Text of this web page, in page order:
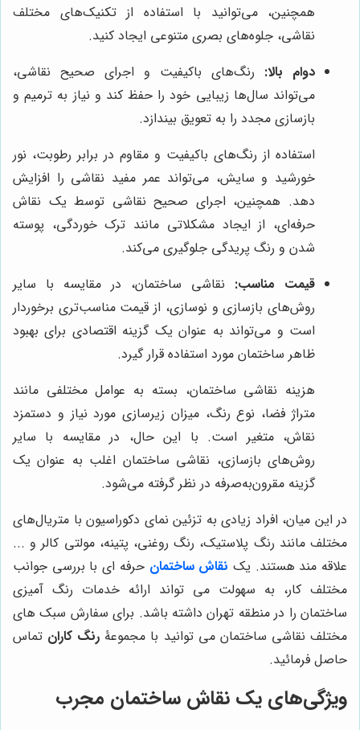
همچنین، می‌توانید با استفاده از تکنیک‌های مختلف
نقاشی، جلوه‌های بصری متنوعی ایجاد کنید.
دوام بالا: رنگ‌های باکیفیت و اجرای صحیح نقاشی،
می‌تواند سال‌ها زیبایی خود را حفظ کند و نیاز به ترمیم و
بازسازی مجدد را به تعویق بیندازد.
استفاده از رنگ‌های باکیفیت و مقاوم در برابر رطوبت، نور
خورشید و سایش، می‌تواند عمر مفید نقاشی را افزایش
دهد. همچنین، اجرای صحیح نقاشی توسط یک نقاش
حرفه‌ای، از ایجاد مشکلاتی مانند ترک خوردگی، پوسته
شدن و رنگ پریدگی جلوگیری می‌کند.
قیمت مناسب: نقاشی ساختمان، در مقایسه با سایر
روش‌های بازسازی و نوسازی، از قیمت مناسب‌تری برخوردار
است و می‌تواند به عنوان یک گزینه اقتصادی برای بهبود
ظاهر ساختمان مورد استفاده قرار گیرد.
هزینه نقاشی ساختمان، بسته به عوامل مختلفی مانند
متراژ فضا، نوع رنگ، میزان زیرسازی مورد نیاز و دستمزد
نقاش، متغیر است. با این حال، در مقایسه با سایر
روش‌های بازسازی، نقاشی ساختمان اغلب به عنوان یک
گزینه مقرون‌به‌صرفه در نظر گرفته می‌شود.
در این میان، افراد زیادی به تزئین نمای دکوراسیون با متریال‌های
مختلف مانند رنگ پلاستیک، رنگ روغنی، پتینه، مولتی کالر و ...
علاقه مند هستند. یک نقاش ساختمان حرفه ای با بررسی جوانب
مختلف کار، به سهولت می تواند ارائه خدمات رنگ آمیزی
ساختمان را در منطقه تهران داشته باشد. برای سفارش سبک های
مختلف نقاشی ساختمان می توانید با مجموعۀ رنگ کاران تماس
حاصل فرمائید.
ویژگی‌های یک نقاش ساختمان مجرب